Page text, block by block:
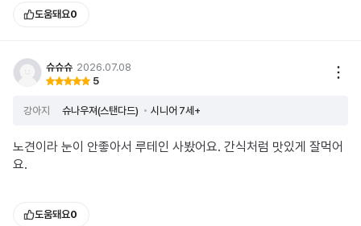
도움돼요0
슈슈슈 2026.07.08
5
강아지 슈나우져(스탠다드) 시니어 7세+
노견이라 눈이 안좋아서 루테인 사봤어요. 간식처럼 맛있게 잘먹어
요.
도움돼요0